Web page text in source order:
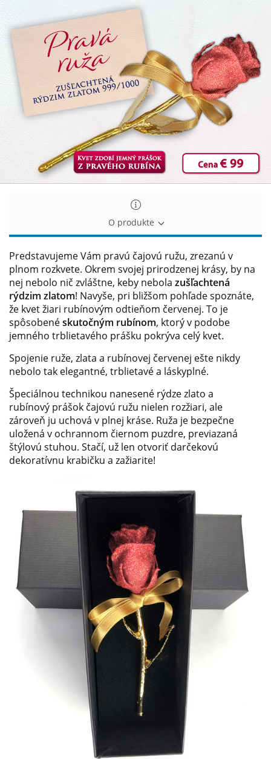
Pravá
čajová
ruža
čajová
ruža
O produkte
Predstavujeme Vám pravú čajovú ružu, zrezanú v
plnom rozkvete. Okrem svojej prirodzenej krásy, by na
nej nebolo nič zvláštne, keby nebola zušľachtená
rýdzim zlatom! Navyše, pri bližšom pohľade spoznáte,
že kvet žiari rubínovým odtieňom červenej. To je
spôsobenéskutočným rubínom, ktorý v podobe
jemného trblietavého prášku pokrýva celý kvet.
Spojenie ruže, zlata a rubínovej červenej ešte nikdy
nebolo tak elegantné, trblietavé a láskyplné.
Špeciálnou technikou nanesené rýdze zlato a
rubínový prášok čajovú ružu nielen rozžiari, ale
zároveň ju uchová v plnej kráse. Ruža je bezpečne
uložená v ochrannom čiernom puzdre, previazaná
štýlovú stuhou. Stačí, už len otvoriť darčekovú
dekoratívnu krabičku a zažiarite!